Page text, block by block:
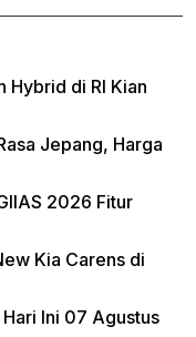
Hybrid di RI Kian
Jepang, Harga
2026 Fitur
Kia Carens di
Ini 07 Agustus